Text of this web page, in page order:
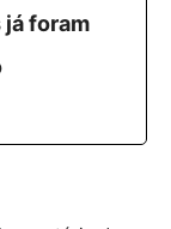
já foram